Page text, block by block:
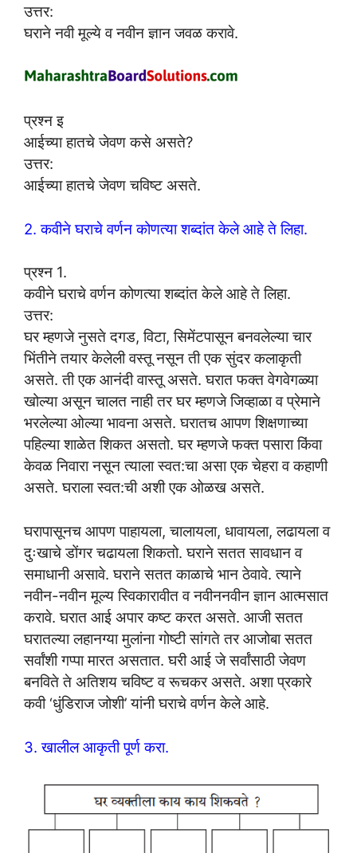
उत्तर:
घराने नवी मूल्ये व नवीन ज्ञान जवळ करावे.
प्रश्न इ
आईच्या हातचे जेवण कसे असते?
उत्तर:
आईच्या हातचे जेवण चविष्ट असते.
2. कवीने घराचे वर्णन कोणत्या शब्दांत केले आहे ते लिहा.
प्रश्न 1.
कवीने घराचे वर्णन कोणत्या शब्दांत केले आहे ते लिहा.
उत्तर:
घर म्हणजे नुसते दगड, विटा, सिमेंटपासून बनवलेल्या चार
भिंतीने तयार केलेली वस्तू नसून ती एक सुंदर कलाकृती
असते. ती एक आनंदी वास्तू असते. घरात फक्त वेगवेगळ्या
खोल्या असून चालत नाही तर घर म्हणजे जिव्हाळा व प्रेमाने
भरलेल्या ओल्या भावना असते. घरातच आपण शिक्षणाच्या
पहिल्या शाळेत शिकत असतो. घर म्हणजे फक्त पसारा किंवा
केवळ निवारा नसून त्याला स्वत:चा असा एक चेहरा व कहाणी
असते. घराला स्वत:ची अशी एक ओळख असते.
घरापासूनच आपण पाहायला, चालायला, धावायला, लढायला व
दुःखाचे डोंगर चढायला शिकतो. घराने सतत सावधान व
समाधानी असावे. घराने सतत काळाचे भान ठेवावे. त्याने
नवीन-नवीन मूल्य स्विकारावीत व नवीननवीन ज्ञान आत्मसात
करावे. घरात आई अपार कष्ट करत असते. आजी सतत
घरातल्या लहानग्या मुलांना गोष्टी सांगते तर आजोबा सतत
सर्वांशी गप्पा मारत असतात. घरी आई जे सर्वांसाठी जेवण
बनविते ते अतिशय चविष्ट व रूचकर असते. अशा प्रकारे
कवी ‘धुंडिराज जोशी’ यांनी घराचे वर्णन केले आहे.
3. खालील आकृती पूर्ण करा.